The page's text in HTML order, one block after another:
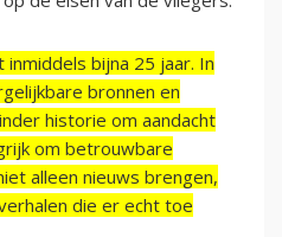
bijna 25 jaar. In
bronnen en
historie om aandacht
om betrouwbare
alleen nieuws brengen,
die er echt toe